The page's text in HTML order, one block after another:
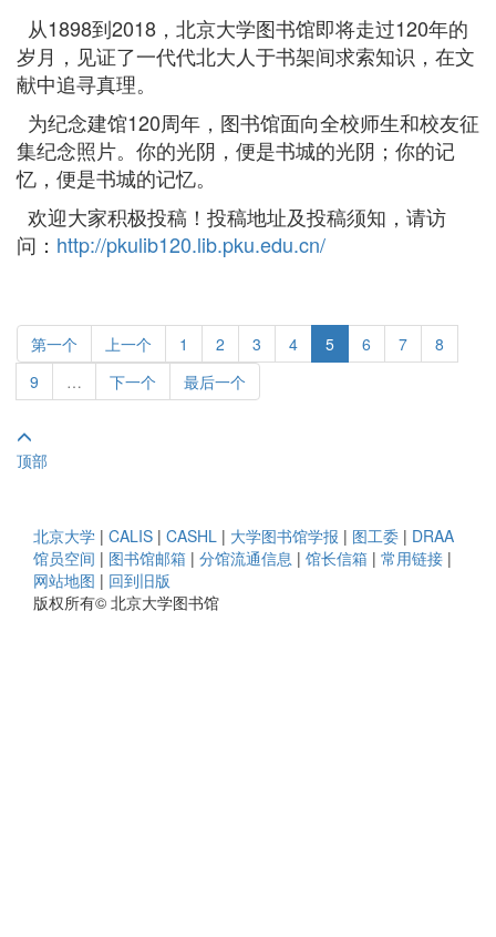
从1898到2018，北京大学图书馆即将走过120年的
岁月，见证了一代代北大人于书架间求索知识，在文
献中追寻真理。
为纪念建馆120周年，图书馆面向全校师生和校友征
集纪念照片。你的光阴，便是书城的光阴；你的记
忆，便是书城的记忆。
欢迎大家积极投稿！投稿地址及投稿须知，请访
问： http://pkulib120.lib.pku.edu.cn/
第一个 上一个 1 2 3 4 5 6 7
8
9
… 下一个 最后一个
顶部
北京大学 | CALIS | CASHL | 大学图书馆学报 | 图工委 | DRAA
馆员空间 | 图书馆邮箱 | 分馆流通信息 | 馆长信箱 | 常用链接 |
网站地图 | 回到旧版
版权所有© 北京大学图书馆